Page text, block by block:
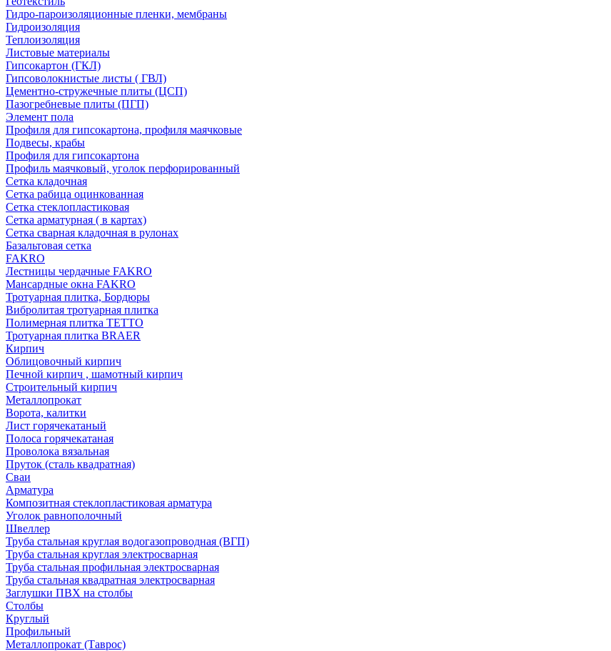
Гидро-пароизоляционные пленки, мембраны
Гидроизоляция
Теплоизоляция
Листовые материалы
Гипсокартон (ГКЛ)
Гипсоволокнистые листы ( ГВЛ)
Цементно-стружечные плиты (ЦСП)
Пазогребневые плиты (ПГП)
Элемент пола
Профиля для гипсокартона, профиля маячковые
Подвесы, крабы
Профиля для гипсокартона
Профиль маячковый, уголок перфорированный
Сетка кладочная
Сетка рабица оцинкованная
Сетка стеклопластиковая
Сетка арматурная ( в картах)
Сетка сварная кладочная в рулонах
Базальтовая сетка
FAKRO
Лестницы чердачные FAKRO
Мансардные окна FAKRO
Тротуарная плитка, Бордюры
Вибролитая тротуарная плитка
Полимерная плитка TETTO
Тротуарная плитка BRAER
Кирпич
Облицовочный кирпич
Печной кирпич , шамотный кирпич
Строительный кирпич
Металлопрокат
Ворота, калитки
Лист горячекатаный
Полоса горячекатаная
Проволока вязальная
Пруток (сталь квадратная)
Сваи
Арматура
Композитная стеклопластиковая арматура
Уголок равнополочный
Швеллер
Труба стальная круглая водогазопроводная (ВГП)
Труба стальная круглая электросварная
Труба стальная профильная электросварная
Труба стальная квадратная электросварная
Заглушки ПВХ на столбы
Столбы
Круглый
Профильный
Металлопрокат (Таврос)